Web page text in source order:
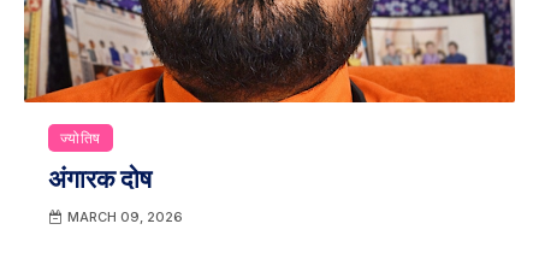
ज्योतिष
अंगारक दोष
MARCH 09, 2026